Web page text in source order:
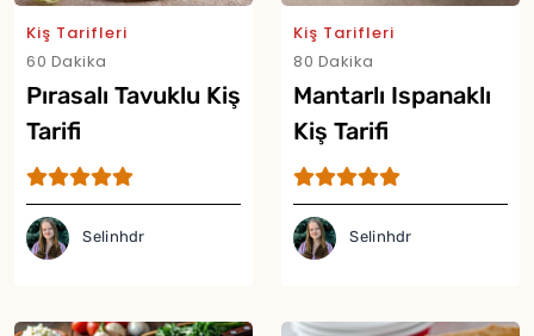
Kiş Tarifleri
60 Dakika
Pırasalı Tavuklu Kiş
Tarifi
Selinhdr
Kiş Tarifleri
80 Dakika
Mantarlı Ispanaklı
Kiş Tarifi
Selinhdr